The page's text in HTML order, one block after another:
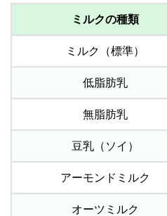
ミルクの種類
ミルク（標準）
低脂肪乳
無脂肪乳
豆乳（ソイ）
アーモンドミルク
オーツミルク